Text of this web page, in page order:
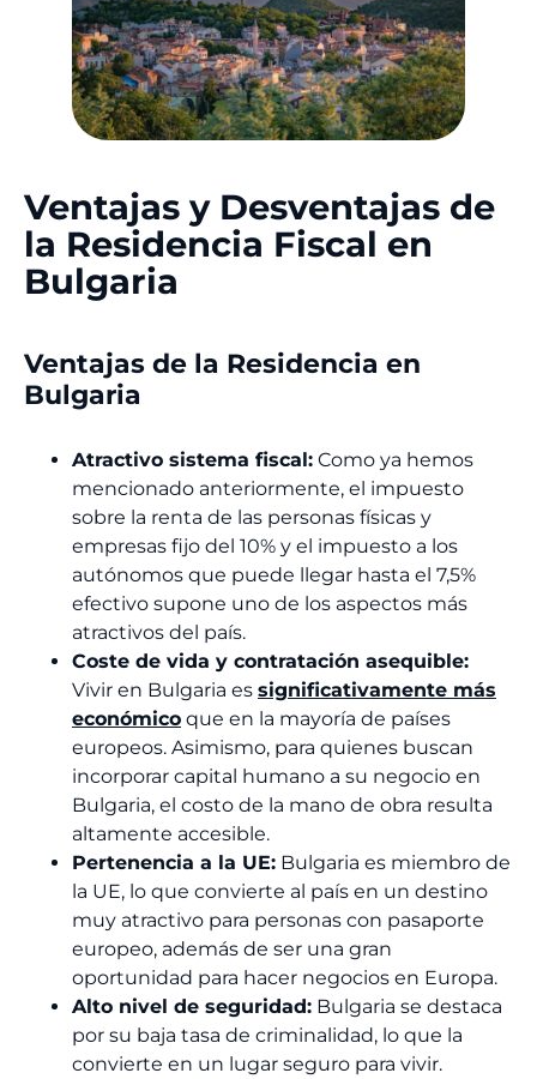
Ventajas y Desventajas de
la Residencia Fiscal en
Bulgaria
Ventajas de la Residencia en
Bulgaria
Atractivo sistema fiscal: Como ya hemos
mencionado anteriormente, el impuesto
sobre la renta de las personas físicas y
empresas fijo del 10% y el impuesto a los
autónomos que puede llegar hasta el 7,5%
efectivo supone uno de los aspectos más
atractivos del país.
Coste de vida y contratación asequible:
Vivir en Bulgaria es significativamente más
económico que en la mayoría de países
europeos. Asimismo, para quienes buscan
incorporar capital humano a su negocio en
Bulgaria, el costo de la mano de obra resulta
altamente accesible.
Pertenencia a la UE: Bulgaria es miembro de
la UE, lo que convierte al país en un destino
muy atractivo para personas con pasaporte
europeo, además de ser una gran
oportunidad para hacer negocios en Europa.
Alto nivel de seguridad: Bulgaria se destaca
por su baja tasa de criminalidad, lo que la
convierte en un lugar seguro para vivir.